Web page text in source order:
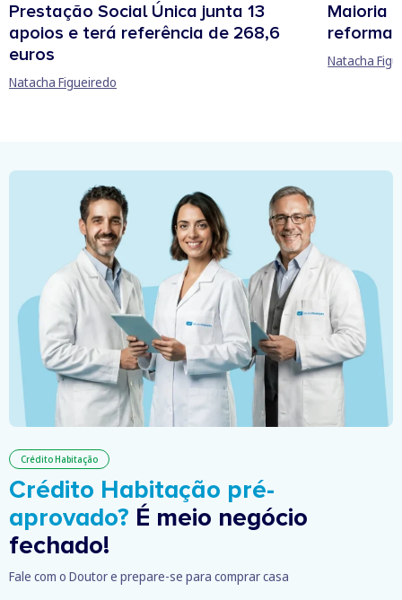
Prestação Social Única junta 13
apoios e terá referência de 268,6
euros
Natacha Figueiredo
Maioria
reforma
Natacha
Crédito Habitação
Crédito Habitação pré-
aprovado? É meio negócio
fechado!
Fale com o Doutor e prepare-se para comprar casa